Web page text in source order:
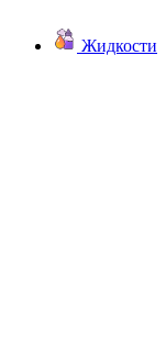
Жидкости